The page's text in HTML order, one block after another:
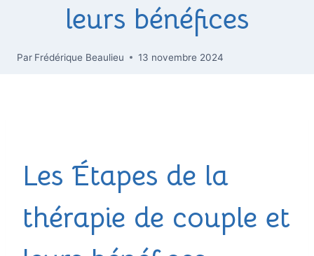
leurs bénéfices
Par Frédérique Beaulieu 13 novembre 2024
Les Étapes de la
thérapie de couple et